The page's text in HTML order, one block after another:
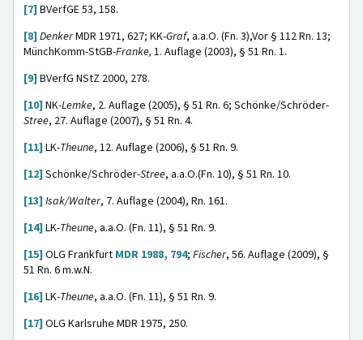
[7] BVerfGE 53, 158.
[8] DenkerMDR 1971, 627; KK-Graf, a.a.O. (Fn. 3),Vor § 112 Rn. 13;
MünchKomm-StGB-Franke, 1. Auflage (2003), § 51 Rn. 1.
[9] BVerfG NStZ 2000, 278.
[10] NK-Lemke, 2. Auflage (2005), § 51 Rn. 6; Schönke/Schröder-
Stree, 27. Auflage (2007), § 51 Rn. 4.
[11] LK-Theune, 12. Auflage (2006), § 51 Rn. 9.
[12] Schönke/Schröder-Stree, a.a.O.(Fn. 10), § 51 Rn. 10.
[13] Isak/Walter, 7. Auflage (2004), Rn. 161.
[14] LK-Theune, a.a.O. (Fn. 11), § 51 Rn. 9.
[15] OLG Frankfurt MDR 1988, 794; Fischer, 56. Auflage (2009), §
51 Rn. 6 m.w.N.
[16] LK-Theune, a.a.O. (Fn. 11), § 51 Rn. 9.
[17] OLG Karlsruhe MDR 1975, 250.